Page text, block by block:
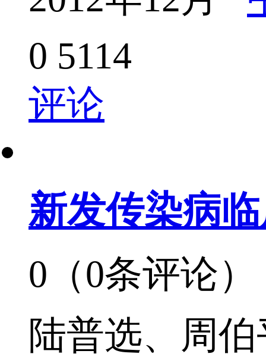
0 5114
评论
新发传染病
0（0条评论）
陆普选、周